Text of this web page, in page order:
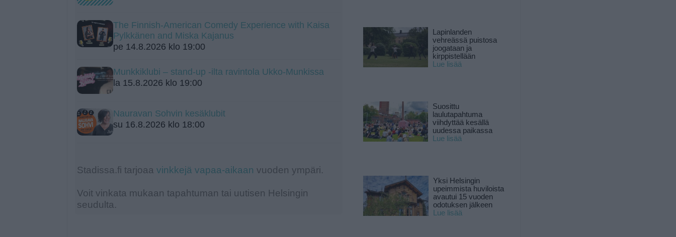
The Finnish-American Comedy Experience with Kaisa
Pylkkänen and Miska Kajanus
pe 14.8.2026 klo 19:00
Munkkiklubi – stand-up -ilta ravintola Ukko-Munkissa
la 15.8.2026 klo 19:00
Nauravan Sohvin kesäklubit
su 16.8.2026 klo 18:00
Stadissa.fi tarjoaa vinkkejä vapaa-aikaan vuoden ympäri.
Voit vinkata mukaan tapahtuman tai uutisen Helsingin
seudulta.
Lapinlanden
vehreässä puistosa
joogataan ja
kirppistellään
Lue lisää
Suosittu
laulutapahtuma
viihdyttää kesällä
uudessa paikassa
Lue lisää
Yksi Helsingin
upeimmista huviloista
avautui 15 vuoden
odotuksen jälkeen
Lue lisää